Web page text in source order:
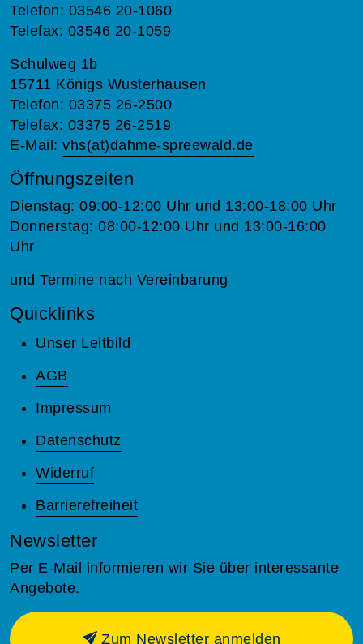
Telefon: 03546 20-1060
Telefax: 03546 20-1059
Schulweg 1b
15711 Königs Wusterhausen
Telefon: 03375 26-2500
Telefax: 03375 26-2519
E-Mail: vhs(at)dahme-spreewald.de
Öffnungszeiten
Dienstag: 09:00-12:00 Uhr und 13:00-18:00 Uhr
Donnerstag: 08:00-12:00 Uhr und 13:00-16:00
Uhr
und Termine nach Vereinbarung
Quicklinks
Unser Leitbild
AGB
Impressum
Datenschutz
Widerruf
Barrierefreiheit
Newsletter
Per E-Mail informieren wir Sie über interessante
Angebote.
Zum Newsletter anmelden